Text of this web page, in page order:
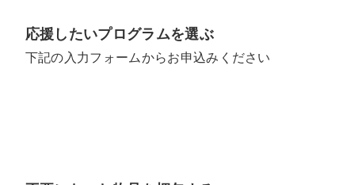
応援したいプログラムを選ぶ
下記の入力フォームからお申込みください